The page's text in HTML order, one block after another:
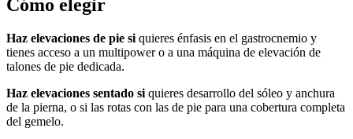
Cómo elegir
Haz elevaciones de pie si quieres énfasis en el gastrocnemio y
tienes acceso a un multipower o a una máquina de elevación de
talones de pie dedicada.
Haz elevaciones sentado si quieres desarrollo del sóleo y anchura
de la pierna, o si las rotas con las de pie para una cobertura completa
del gemelo.